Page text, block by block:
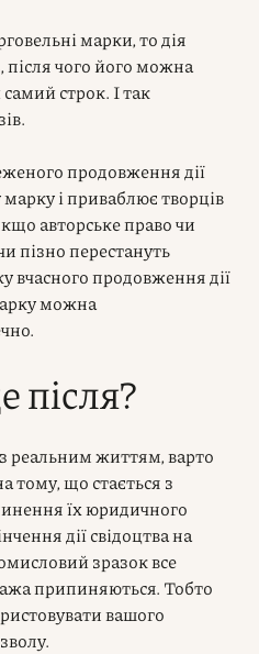
марки, то дія
після чого його можна
строк. І так
продовження дії
марку і приваблює творців
авторське право чи
пізно перестануть
вчасного продовження дії
можна
після?
реальним життям, варто
тому, що стається з
їх юридичного
дії свідоцтва на
зразок все
припиняються. Тобто
вашого